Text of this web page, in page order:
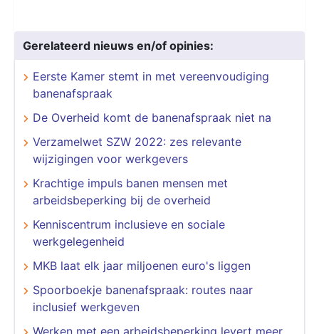
Gerelateerd nieuws en/of opinies:
Eerste Kamer stemt in met vereenvoudiging
banenafspraak
De Overheid komt de banenafspraak niet na
Verzamelwet SZW 2022: zes relevante
wijzigingen voor werkgevers
Krachtige impuls banen mensen met
arbeidsbeperking bij de overheid
Kenniscentrum inclusieve en sociale
werkgelegenheid
MKB laat elk jaar miljoenen euro's liggen
Spoorboekje banenafspraak: routes naar
inclusief werkgeven
Werken met een arbeidsbeperking levert meer